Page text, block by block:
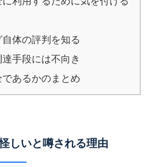
体の評判を知る
手段には不向き
あるかのまとめ
しいと噂される理由